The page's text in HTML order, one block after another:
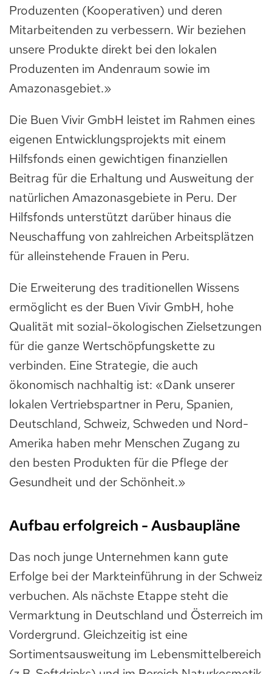
Produzenten (Kooperativen) und deren
Mitarbeitenden zu verbessern. Wir beziehen
unsere Produkte direkt bei den lokalen
Produzenten im Andenraum sowie im
Amazonasgebiet.»
Die Buen Vivir GmbH leistet im Rahmen eines
eigenen Entwicklungsprojekts mit einem
Hilfsfonds einen gewichtigen finanziellen
Beitrag für die Erhaltung und Ausweitung der
natürlichen Amazonasgebiete in Peru. Der
Hilfsfonds unterstützt darüber hinaus die
Neuschaffung von zahlreichen Arbeitsplätzen
für alleinstehende Frauen in Peru.
Die Erweiterung des traditionellen Wissens
ermöglicht es der Buen Vivir GmbH, hohe
Qualität mit sozial-ökologischen Zielsetzungen
für die ganze Wertschöpfungskette zu
verbinden. Eine Strategie, die auch
ökonomisch nachhaltig ist: «Dank unserer
lokalen Vertriebspartner in Peru, Spanien,
Deutschland, Schweiz, Schweden und Nord-
Amerika haben mehr Menschen Zugang zu
den besten Produkten für die Pflege der
Gesundheit und der Schönheit.»
Aufbau erfolgreich - Ausbaupläne
Das noch junge Unternehmen kann gute
Erfolge bei der Markteinführung in der Schweiz
verbuchen. Als nächste Etappe steht die
Vermarktung in Deutschland und Österreich im
Vordergrund. Gleichzeitig ist eine
Sortimentsausweitung im Lebensmittelbereich